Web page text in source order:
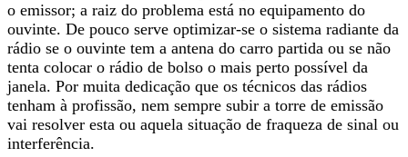
o emissor; a raiz do problema está no equipamento do
ouvinte. De pouco serve optimizar-se o sistema radiante da
rádio se o ouvinte tem a antena do carro partida ou se não
tenta colocar o rádio de bolso o mais perto possível da
janela. Por muita dedicação que os técnicos das rádios
tenham à profissão, nem sempre subir a torre de emissão
vai resolver esta ou aquela situação de fraqueza de sinal ou
interferência.